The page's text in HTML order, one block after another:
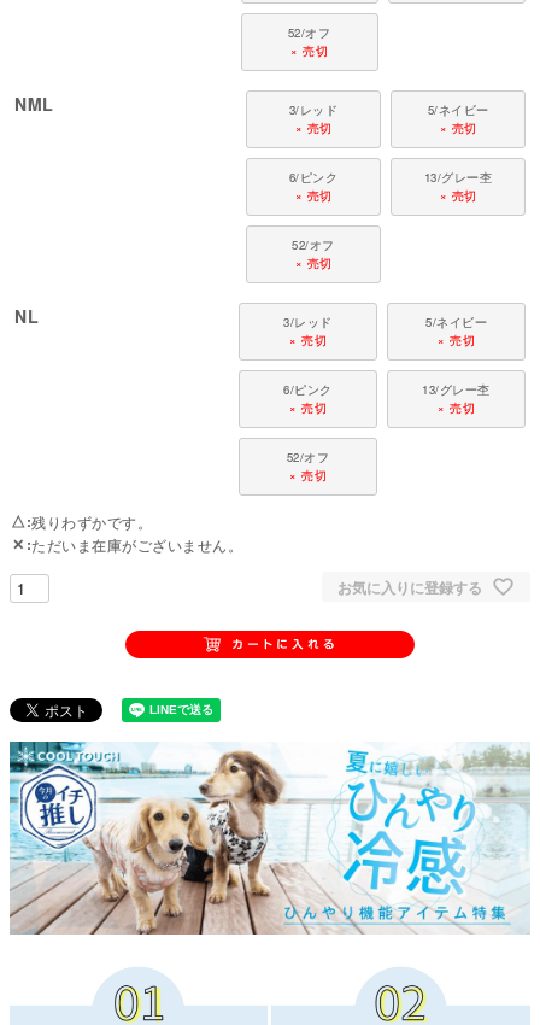
52/オフ
× 売切
NML
3/レッド
× 売切
5/ネイビー
× 売切
6/ピンク
× 売切
13/グレー杢
× 売切
52/オフ
× 売切
NL
3/レッド
× 売切
5/ネイビー
× 売切
6/ピンク
× 売切
13/グレー杢
× 売切
52/オフ
× 売切
△ 残りわずかです。
✕ ただいま在庫がございません。
お気に入りに登録する